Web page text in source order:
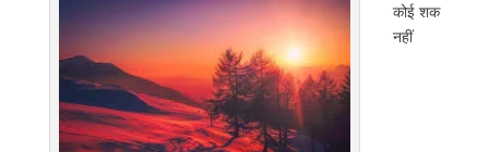
कोई शक
नहीं